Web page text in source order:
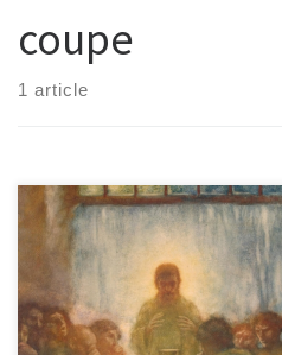
coupe
1 article
Le transfert des reliques, 1899 huile
sur toile Dimensions: 145×156,5 cm
Entré à l’Ermitage en 1948; remis du
Musée d’État du […]